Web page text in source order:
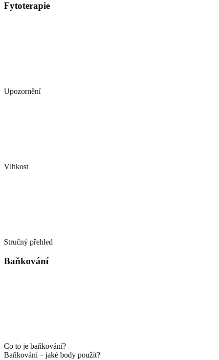
Fytoterapie
Upozornění
Vlhkost
Stručný přehled
Baňkování
Co to je baňkování?
Baňkování – jaké body použít?